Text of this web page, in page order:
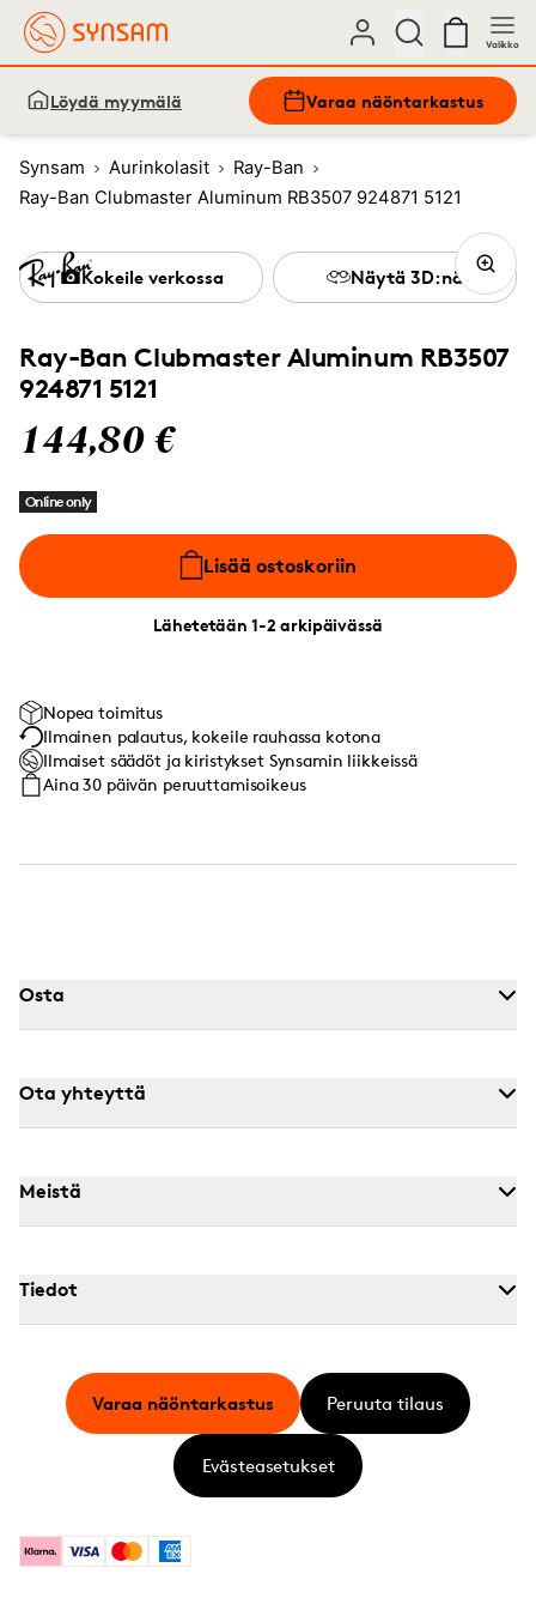
Valikko
Löydä myymälä Varaa näöntarkastus
Synsam Aurinkolasit
Ray-Ban
Ray-Ban Clubmaster Aluminum RB3507 924871 5121
Ray-Ban Clubmaster Aluminum RB3507
924871 5121
144,80 €
Online only
Lisää ostoskoriin
Lähetetään 1-2 arkipäivässä
Kokeile verkossa Näytä 3D:nä
Nopea toimitus
Ilmainen palautus, kokeile rauhassa kotona
Ilmaiset säädöt ja kiristykset Synsamin liikkeissä
Aina 30 päivän peruuttamisoikeus
Osta
Ota yhteyttä
Meistä
Tiedot
KlarnaVisa MastercardAmerican Express
Varaa näöntarkastus Peruuta tilaus
Evästeasetukset